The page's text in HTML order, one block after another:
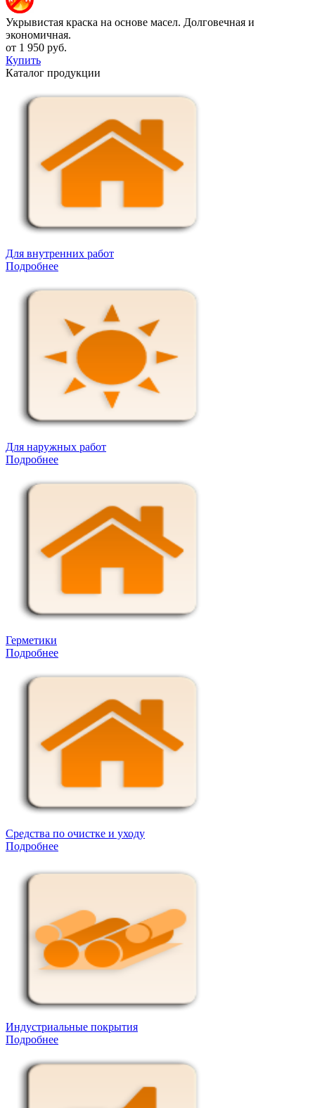
Укрывистая краска на основе масел. Долговечная и
экономичная.
от 1 950 руб.
Купить
Каталог продукции
Для внутренних работ
Подробнее
Для наружных работ
Подробнее
Герметики
Подробнее
Средства по очистке и уходу
Подробнее
Индустриальные покрытия
Подробнее